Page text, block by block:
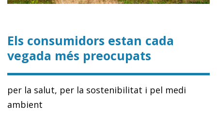
Els consumidors estan cada
vegada més preocupats
per la salut, per la sostenibilitat i pel medi
ambient